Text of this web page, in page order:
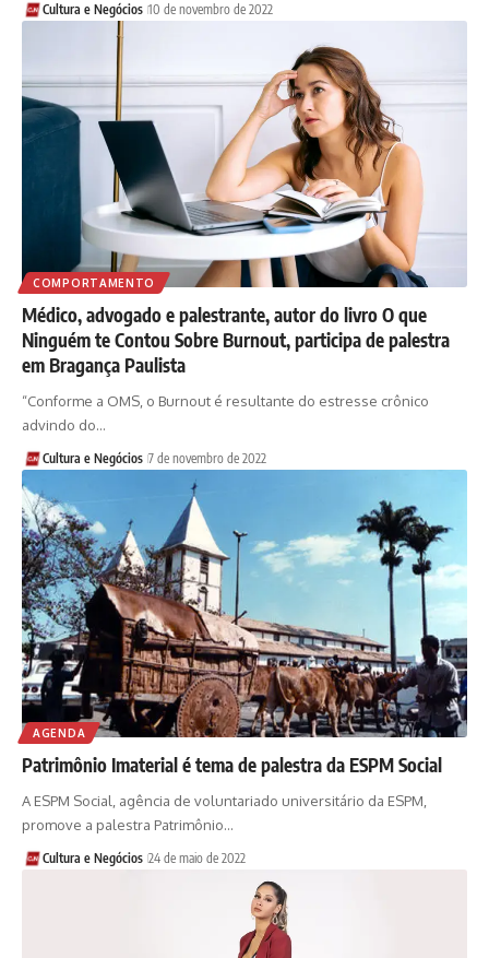
Cultura e Negócios 10 de novembro de 2022
COMPORTAMENTO
Médico, advogado e palestrante, autor do livro O que
Ninguém te Contou Sobre Burnout, participa de palestra
em Bragança Paulista
“Conforme a OMS, o Burnout é resultante do estresse crônico
advindo do…
Cultura e Negócios 7 de novembro de 2022
AGENDA
Patrimônio Imaterial é tema de palestra da ESPM Social
A ESPM Social, agência de voluntariado universitário da ESPM,
promove a palestra Patrimônio…
Cultura e Negócios 24 de maio de 2022